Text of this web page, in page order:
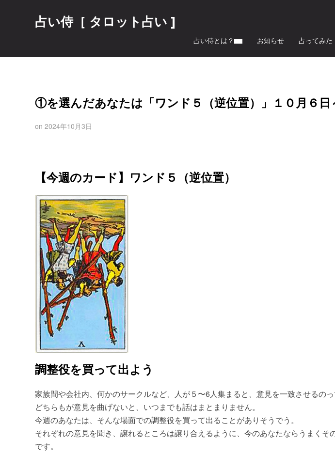
占い侍［ タロット占い ]
占い侍とは？ お知らせ 占ってみた
①を選んだあなたは「ワンド５（逆位置）」１０月６日
on 2024年10月3日
【今週のカード】ワンド５（逆位置）
調整役を買って出よう
家族間や会社内、何かのサークルなど、人が５〜6人集まると、意見を一致させるのっ
どちらもが意見を曲げないと、いつまでも話はまとまりません。
今週のあなたは、そんな場面での調整役を買って出ることがありそうでう。
それぞれの意見を聞き、譲れるところは譲り合えるように、今のあなたならうまくそ
です。